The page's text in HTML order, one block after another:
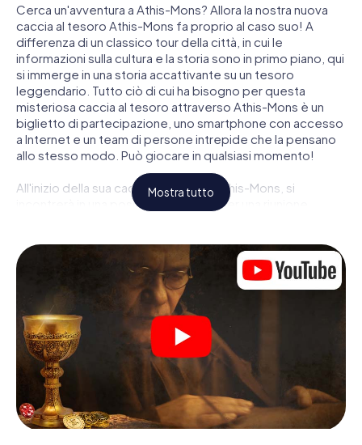
Cerca un'avventura a Athis-Mons? Allora la nostra nuova
caccia al tesoro Athis-Mons fa proprio al caso suo! A
differenza di un classico tour della città, in cui le
informazioni sulla cultura e la storia sono in primo piano, qui
si immerge in una storia accattivante su un tesoro
leggendario. Tutto ciò di cui ha bisogno per questa
misteriosa caccia al tesoro attraverso Athis-Mons è un
biglietto di partecipazione, uno smartphone con accesso
a Internet e un team di persone intrepide che la pensano
allo stesso modo. Può giocare in qualsiasi momento!
All'inizio della sua caccia al tesoro a Athis-Mons, si
incontrerà in una posizione centrale per una riunione
chi ha quello che serve per essere un code breaker? Nella
nostra caccia al tesoro a Athis-Mons c'è un ruolo adatto
per ogni giocatore.
Una volta assegnati i ruoli, può iniziare la caccia al tesoro
del thriller poliziesco a Athis-Mons: puoi decifrare codici
crittografati, risolvere complicati compiti logici e cercare
indizi, indizi in vari luoghi della città. Il suo smartphone è il
suo strumento di indagine più importante: la nostra app
web sviluppata appositamente le consente di interrogare
le persone di contatto ed esaminare stringhe
enigmatiche, la aiuta a raccogliere oggetti e la guida in
Mostra tutto